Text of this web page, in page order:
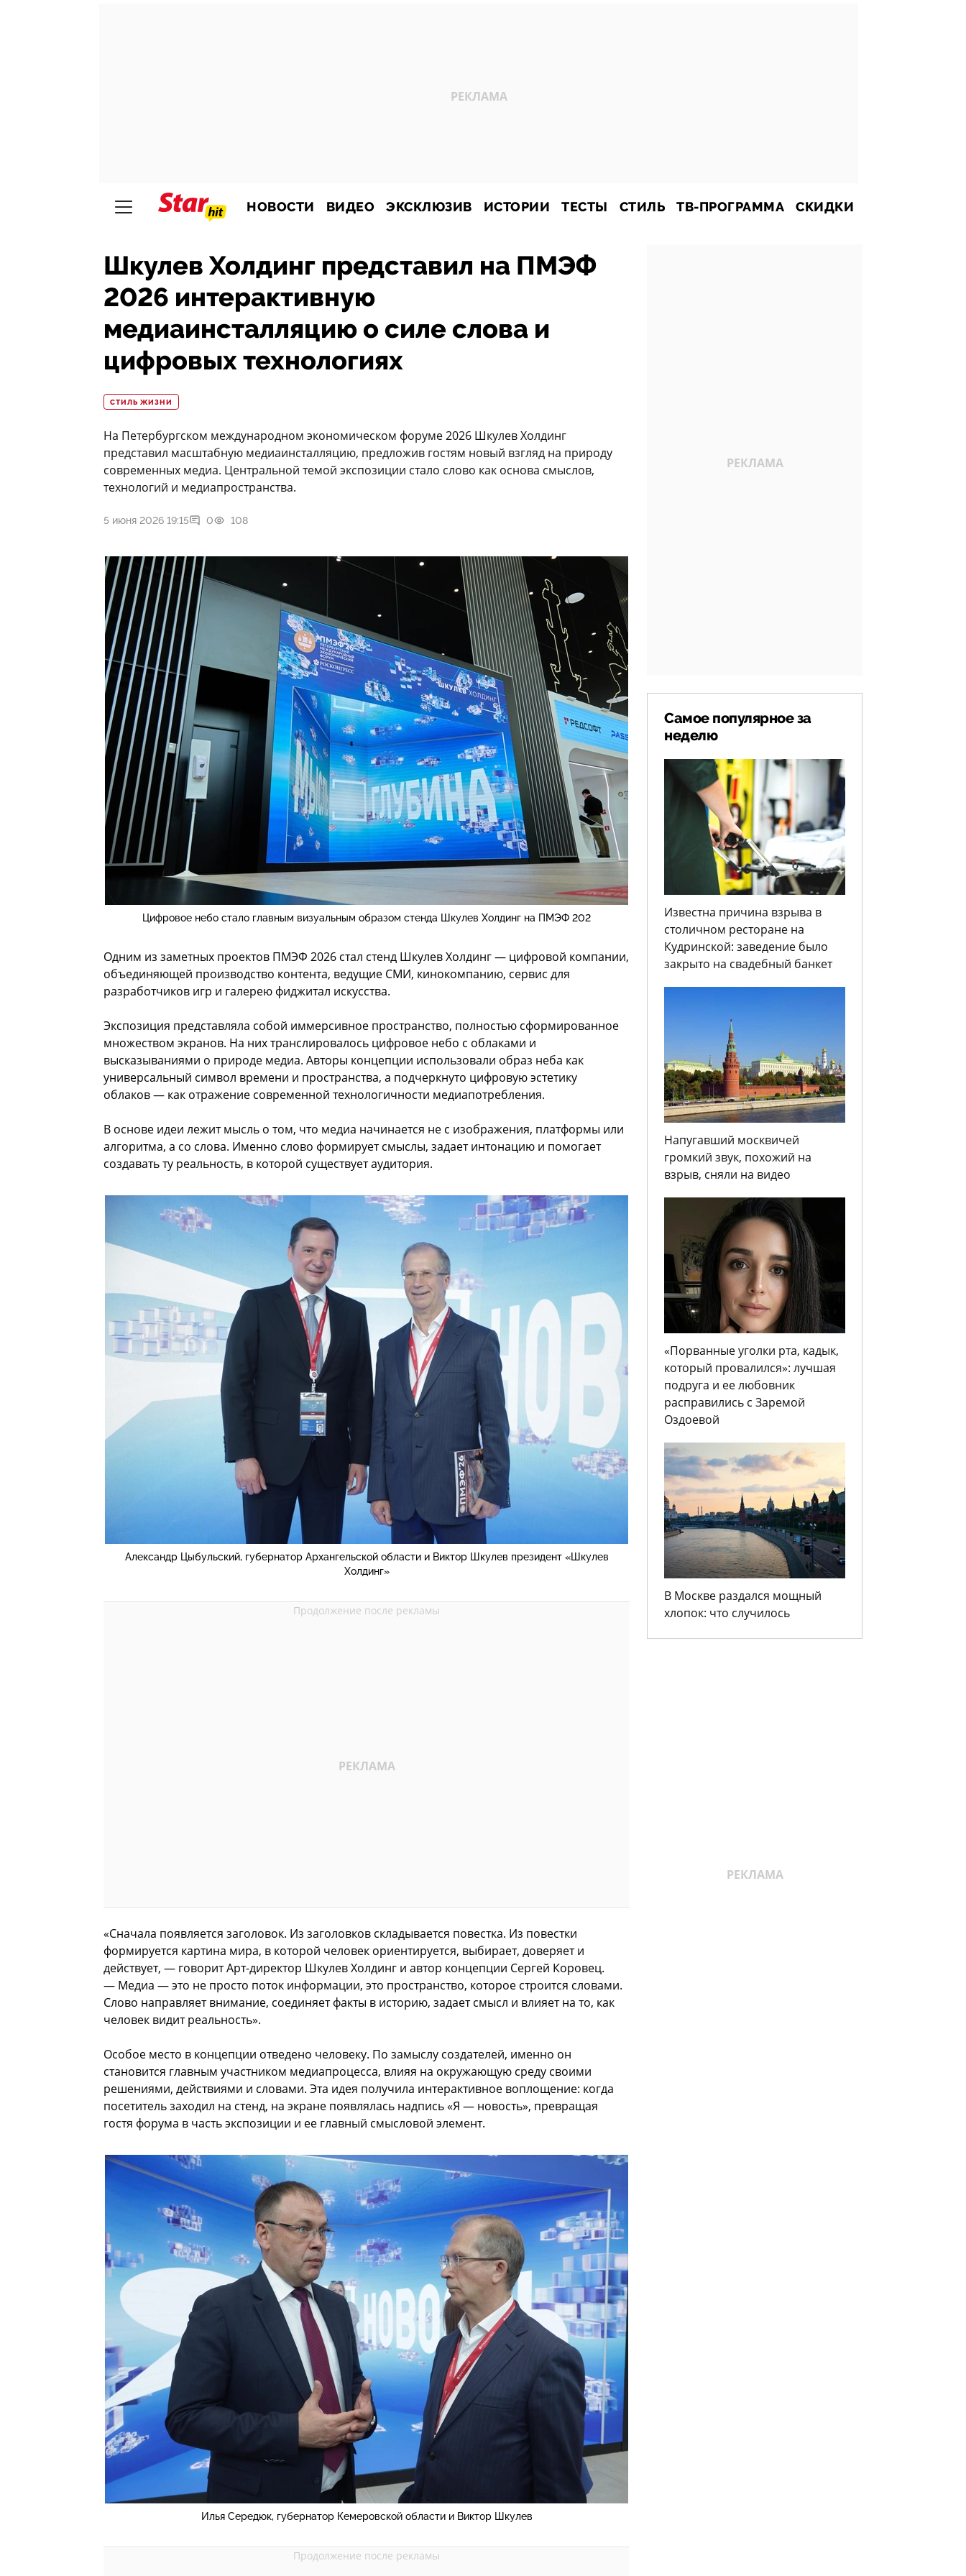
НОВОСТИ ВИДЕО ЭКСКЛЮЗИВ ИСТОРИИ ТЕСТЫ СТИЛЬ ТВ-ПРОГРАММА СКИДКИ
Шкулев Холдинг представил на ПМЭФ
2026 интерактивную
медиаинсталляцию о силе слова и
цифровых технологиях
СТИЛЬ ЖИЗНИ
На Петербургском международном экономическом форуме 2026 Шкулев Холдинг
представил масштабную медиаинсталляцию, предложив гостям новый взгляд на природу
современных медиа. Центральной темой экспозиции стало слово как основа смыслов,
технологий и медиапространства.
5 июня 2026 19:15 0 108
Цифровое небо стало главным визуальным образом стенда Шкулев Холдинг на ПМЭФ 202
Одним из заметных проектов ПМЭФ 2026 стал стенд Шкулев Холдинг — цифровой компании,
объединяющей производство контента, ведущие СМИ, кинокомпанию, сервис для
разработчиков игр и галерею фиджитал искусства.
Экспозиция представляла собой иммерсивное пространство, полностью сформированное
множеством экранов. На них транслировалось цифровое небо с облаками и
высказываниями о природе медиа. Авторы концепции использовали образ неба как
универсальный символ времени и пространства, а подчеркнуто цифровую эстетику
облаков — как отражение современной технологичности медиапотребления.
В основе идеи лежит мысль о том, что медиа начинается не с изображения, платформы или
алгоритма, а со слова. Именно слово формирует смыслы, задает интонацию и помогает
создавать ту реальность, в которой существует аудитория.
Александр Цыбульский, губернатор Архангельской области и Виктор Шкулев президент «Шкулев
Холдинг»
«Сначала появляется заголовок. Из заголовков складывается повестка. Из повестки
формируется картина мира, в которой человек ориентируется, выбирает, доверяет и
действует, — говорит Арт-директор Шкулев Холдинг и автор концепции Сергей Коровец.
— Медиа — это не просто поток информации, это пространство, которое строится словами.
Слово направляет внимание, соединяет факты в историю, задает смысл и влияет на то, как
человек видит реальность».
Особое место в концепции отведено человеку. По замыслу создателей, именно он
становится главным участником медиапроцесса, влияя на окружающую среду своими
решениями, действиями и словами. Эта идея получила интерактивное воплощение: когда
посетитель заходил на стенд, на экране появлялась надпись «Я — новость», превращая
гостя форума в часть экспозиции и ее главный смысловой элемент.
Илья Середюк, губернатор Кемеровской области и Виктор Шкулев
Самое популярное за
неделю
Известна причина взрыва в
столичном ресторане на
Кудринской: заведение было
закрыто на свадебный банкет
Напугавший москвичей
громкий звук, похожий на
взрыв, сняли на видео
«Порванные уголки рта, кадык,
который провалился»: лучшая
подруга и ее любовник
расправились с Заремой
Оздоевой
В Москве раздался мощный
хлопок: что случилось